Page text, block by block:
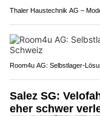
Thaler Haustechnik AG –
Room4u AG: Selbstlager-
Salez SG:
eher schwer